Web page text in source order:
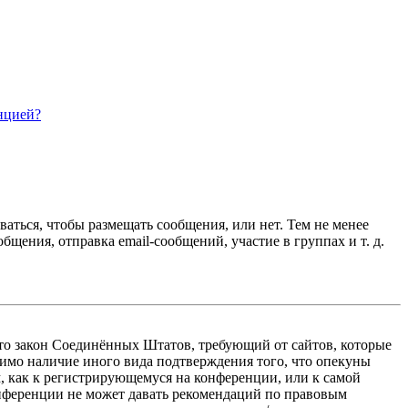
чтобы размещать сообщения, или нет. Тем не менее
отправка email-сообщений, участие в группах и т. д.
закон Соединённых Штатов, требующий от сайтов, которые
наличие иного вида подтверждения того, что опекуны
к регистрирующемуся на конференции, или к самой
не может давать рекомендаций по правовым